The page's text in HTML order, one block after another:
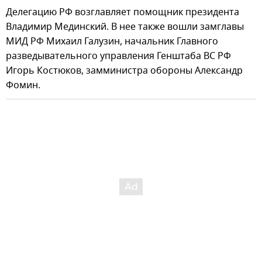
Делегацию РФ возглавляет помощник президента
Владимир Мединский. В нее также вошли замглавы
МИД РФ Михаил Галузин, начальник Главного
разведывательного управления Генштаба ВС РФ
Игорь Костюков, замминистра обороны Александр
Фомин.